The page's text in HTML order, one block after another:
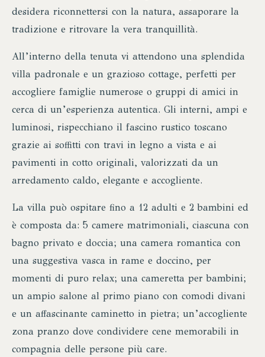
desidera riconnettersi con la natura, assaporare la
tradizione e ritrovare la vera tranquillità.
All’interno della tenuta vi attendono una splendida
villa padronale e un grazioso cottage, perfetti per
accogliere famiglie numerose o gruppi di amici in
cerca di un’esperienza autentica. Gli interni, ampi e
luminosi, rispecchiano il fascino rustico toscano
grazie ai soffitti con travi in legno a vista e ai
pavimenti in cotto originali, valorizzati da un
arredamento caldo, elegante e accogliente.
La villa può ospitare fino a 12 adulti e 2 bambini ed
è composta da: 5 camere matrimoniali, ciascuna con
bagno privato e doccia; una camera romantica con
una suggestiva vasca in rame e doccino, per
momenti di puro relax; una cameretta per bambini;
un ampio salone al primo piano con comodi divani
e un affascinante caminetto in pietra; un’accogliente
zona pranzo dove condividere cene memorabili in
compagnia delle persone più care.